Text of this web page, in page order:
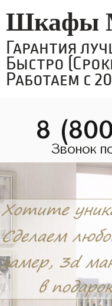
Шкафы
Гарантия
Быстро
Работаем с
8
Звонок